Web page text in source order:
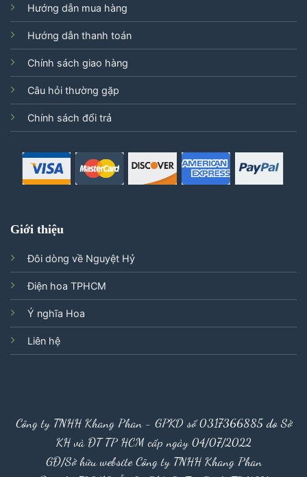
Hướng dẫn mua hàng
Hướng dẫn thanh toán
Chính sách giao hàng
Câu hỏi thường gặp
Chính sách đổi trả
Giới thiệu
Đôi dòng về Nguyệt Hỷ
Điện hoa TPHCM
Ý nghĩa Hoa
Liên hệ
Công ty TNHH Khang Phan - GPKD số 0317366885 do Sở
KH và ĐT TP HCM cấp ngày 04/07/2022
GĐ/Sở hữu website Công ty TNHH Khang Phan